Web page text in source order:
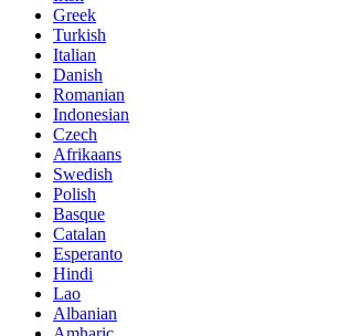
Greek
Turkish
Italian
Danish
Romanian
Indonesian
Czech
Afrikaans
Swedish
Polish
Basque
Catalan
Esperanto
Hindi
Lao
Albanian